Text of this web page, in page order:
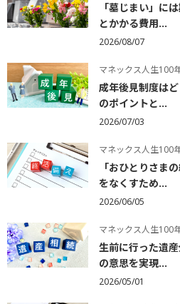
「墓じまい」に
とかかる費用...
2026/08/07
マネックス人生100
成年後見制度は
のポイントと...
2026/07/03
マネックス人生100
「おひとりさま
をなくすため...
2026/06/05
マネックス人生100
生前に行った遺
の意思を実現...
2026/05/01